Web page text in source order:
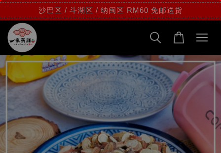
沙巴区 / 斗湖区 / 纳闽区 RM60 免邮送货